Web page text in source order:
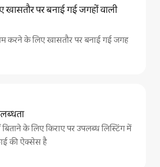
पर बनाई गई जगहों वाली
करने के लिए खासतौर पर बनाई गई जगह
बिताने के लिए किराए पर उपलब्ध लिस्टिंग में
की ऐक्सेस है